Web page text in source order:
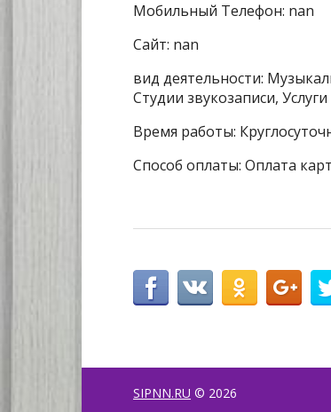
Мобильный Телефон: nan
Сайт: nan
вид деятельности:
Студии звукозаписи,
Время работы:
Способ оплаты: Оплата
SIPNN.RU © 2026